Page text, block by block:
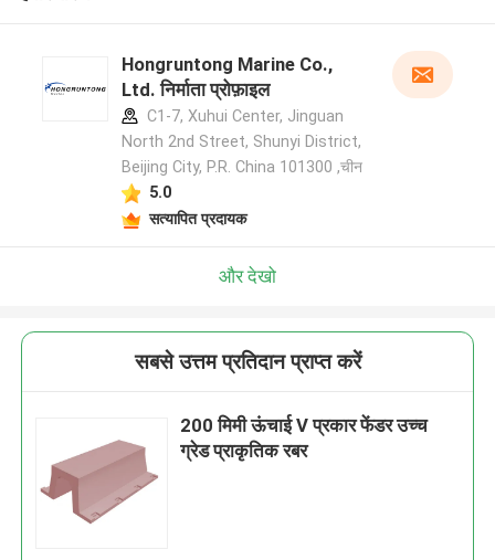
Hongruntong Marine Co.,
Ltd. निर्माता प्रोफ़ाइल
C1-7, Xuhui Center, Jinguan
North 2nd Street, Shunyi District,
Beijing City, P.R. China 101300 ,चीन
5.0
सत्यापित प्रदायक
और देखो
सबसे उत्तम प्रतिदान प्राप्त करें
200 मिमी ऊंचाई V प्रकार फेंडर उच्च
ग्रेड प्राकृतिक रबर